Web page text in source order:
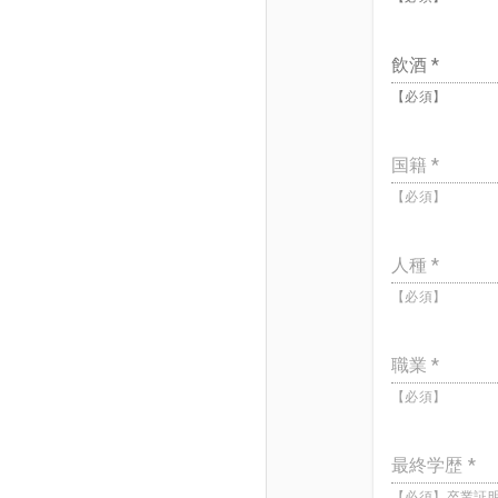
飲酒 *
【必須】
国籍 *
【必須】
人種 *
【必須】
職業 *
【必須】
最終学歴 *